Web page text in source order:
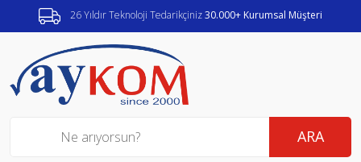
26 Yıldır Teknoloji Tedarikçiniz30.000+ Kurumsal Müşteri
ARA